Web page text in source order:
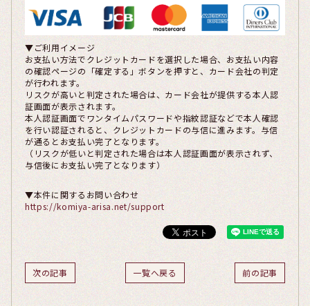
▼ご利用イメージ
お支払い方法でクレジットカードを選択した場合、お支払い内容
の確認ページの「確定する」ボタンを押すと、カード会社の判定
が行われます。
リスクが高いと判定された場合は、カード会社が提供する本人認
証画面が表示されます。
本人認証画面でワンタイムパスワードや指紋認証などで本人確認
を行い認証されると、クレジットカードの与信に進みます。与信
が通るとお支払い完了となります。
（リスクが低いと判定された場合は本人認証画面が表示されず、
与信後にお支払い完了となります）
▼本件に関するお問い合わせ
https://komiya-arisa.net/support
次の記事 一覧へ戻る 前の記事